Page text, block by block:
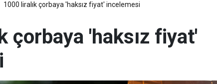
1000 liralık çorbaya 'haksız fiyat' incelemesi
çorbaya 'haksız fiyat'